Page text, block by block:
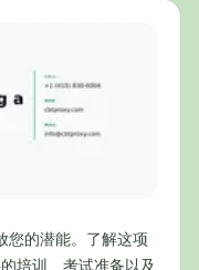
您的潜能。了解这项
培训、考试准备以及